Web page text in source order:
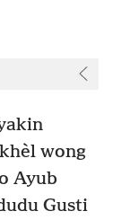
wong
Ayub
Gusti